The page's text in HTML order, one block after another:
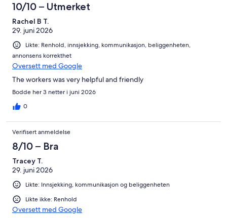
10/10 – Utmerket
Rachel B T.
29. juni 2026
Likte: Renhold, innsjekking, kommunikasjon, beliggenheten,
annonsens korrekthet
Oversett med Google
The workers was very helpful and friendly
Bodde her 3 netter i juni 2026
0
Verifisert anmeldelse
8/10 – Bra
Tracey T.
29. juni 2026
Likte: Innsjekking, kommunikasjon og beliggenheten
Likte ikke: Renhold
Oversett med Google